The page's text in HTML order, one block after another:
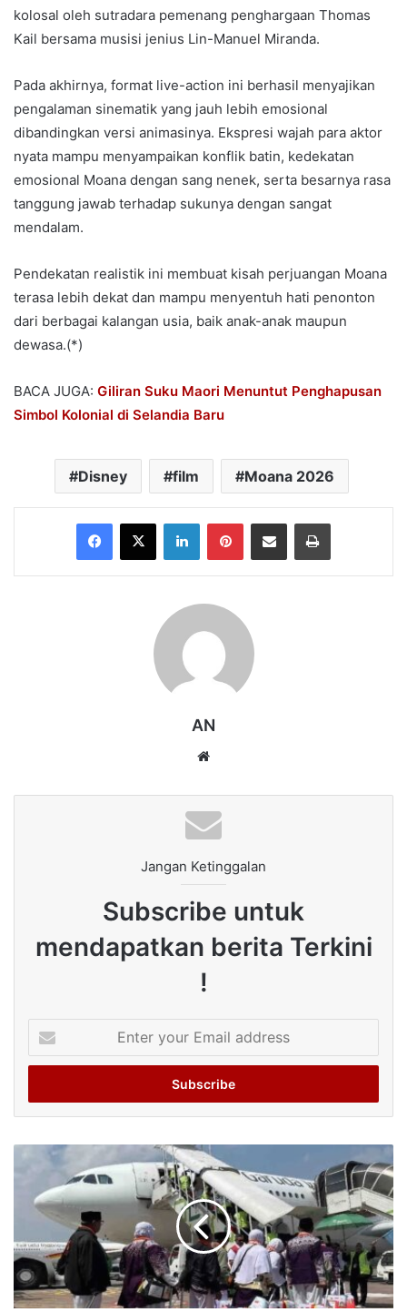
kolosal oleh sutradara pemenang penghargaan Thomas
Kail bersama musisi jenius Lin-Manuel Miranda.
Pada akhirnya, format live-action ini berhasil menyajikan
pengalaman sinematik yang jauh lebih emosional
dibandingkan versi animasinya. Ekspresi wajah para aktor
nyata mampu menyampaikan konflik batin, kedekatan
emosional Moana dengan sang nenek, serta besarnya rasa
tanggung jawab terhadap sukunya dengan sangat
mendalam.
Pendekatan realistik ini membuat kisah perjuangan Moana
terasa lebih dekat dan mampu menyentuh hati penonton
dari berbagai kalangan usia, baik anak-anak maupun
dewasa.(*)
BACA JUGA: Giliran Suku Maori Menuntut Penghapusan
Simbol Kolonial di Selandia Baru
Disney film Moana 2026
Facebook
X LinkedInPinterestShare via Email Print
AN
Jangan Ketinggalan
Subscribe untuk
mendapatkan berita Terkini
!
your
Email